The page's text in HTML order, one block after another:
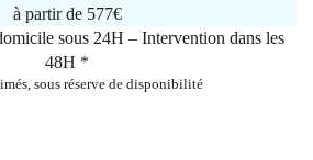
à partir de 577€
sous 24H – Intervention dans les
48H *
sous réserve de disponibilité